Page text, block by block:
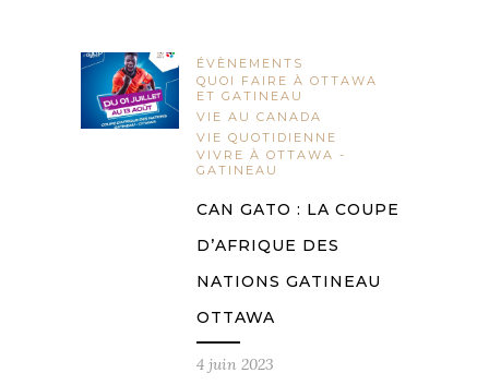
ÉVÈNEMENTS
QUOI FAIRE À OTTAWA
ET GATINEAU
VIE AU CANADA
VIE QUOTIDIENNE
VIVRE À OTTAWA -
GATINEAU
CAN GATO : LA COUPE
D’AFRIQUE DES
NATIONS GATINEAU
OTTAWA
4 juin 2023